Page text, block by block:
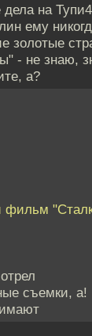
на
ему
золотые
- не знаю,
а?
съемки, а!